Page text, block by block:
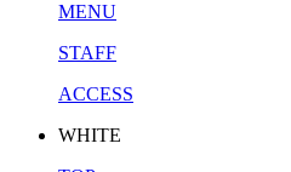
MENU
STAFF
ACCESS
WHITE